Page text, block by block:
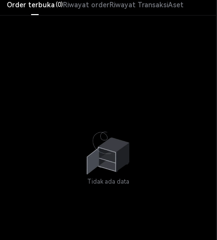
Order terbuka (0)Riwayat orderRiwayat TransaksiAset
Tidak ada data